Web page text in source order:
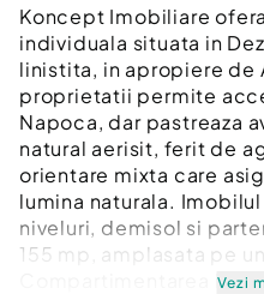
Koncept Imobiliare
individuala situata in
linistita, in apropiere de
proprietatii permite
Napoca, dar pastreaza
natural aerisit, ferit de
orientare mixta care
lumina naturala.
niveluri, demisol si
155 mp, amplasata pe
Compartimentarea Vezi